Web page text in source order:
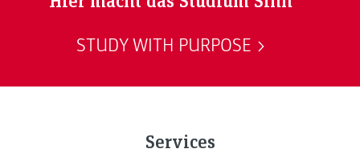
STUDY WITH PURPOSE
Services